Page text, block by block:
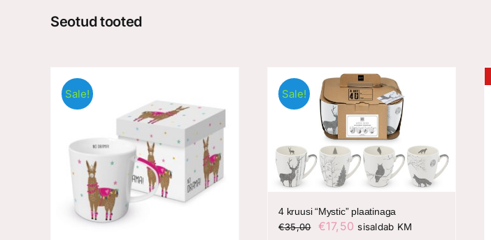
Seotud tooted
Sale! Sale!
4 kruusi “Mystic” plaatinaga
€35,00
Algne
€17,50 Praegune
sisaldab KM